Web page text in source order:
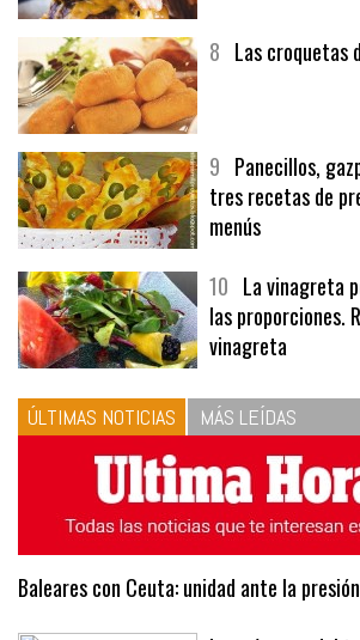
8 Las croquetas
9 Panecillos,
tres recetas de
menús
10 La vinagreta
las proporciones.
vinagreta
ÚLTIMAS NOTICIAS MÁS LEÍDAS
Baleares con Ceuta: unidad ante la